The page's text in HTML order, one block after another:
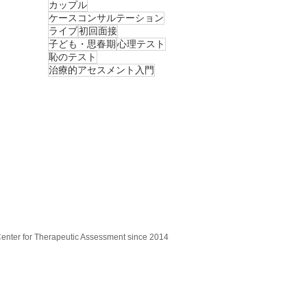
カップル
ケースコンサルテーション
ライブ初回面接
子ども・思春期心理テスト
恥のテスト
治療的アセスメント入門
for Therapeutic Assessment since 2014